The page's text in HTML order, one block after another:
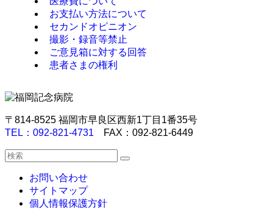
お支払い方法について
セカンドオピニオン
撮影・録音等禁止
ご意見箱に対する回答
患者さまの権利
〒814-8525 福岡市早良区西新1丁目1番35号
TEL：092-821-4731 FAX：092-821-6449
お問い合わせ
サイトマップ
個人情報保護方針